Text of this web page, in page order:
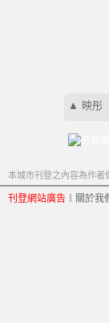
▲ 映彤
本城市刊登之內容為作者
刊登網站廣告 關於我